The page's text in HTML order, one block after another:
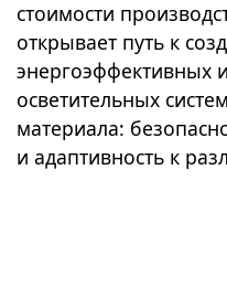
стоимости
открывает путь к
энергоэффективных
осветительных
материала:
и адаптивность к